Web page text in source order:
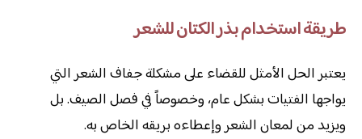
طريقة استخدام بذر الكتان للشعر
يعتبر الحل الأمثل للقضاء على مشكلة جفاف الشعر التي
يواجها الفتيات بشكل عام، وخصوصاً في فصل الصيف. بل
ويزيد من لمعان الشعر وإعطاءه بريقه الخاص به.